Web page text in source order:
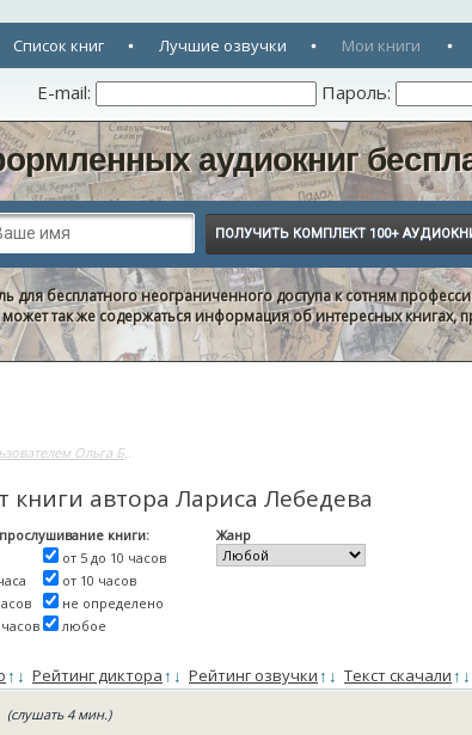
Список книг Лучшие озвучки Мои книги
E-mail: Пароль:
аудиокниг
для бесплатного неограниченного доступа к сотням
так же содержаться информация об интересных книгах,
Ольга Б..
автора Лариса Лебедева
книги:
от 5 до 10 часов
от 10 часов
не определено
любое
Жанр
↑ ↓ Рейтинг диктора↑ ↓ Рейтинг озвучки↑ ↓ Текст скачали↑ ↓
(слушать 4 мин.)